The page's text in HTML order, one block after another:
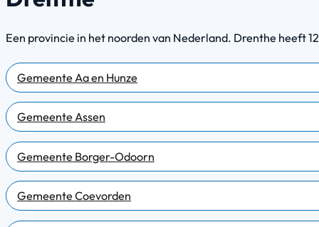
Een provincie in het noorden van Nederland. Drenthe heeft
Gemeente Aa en Hunze
Gemeente Assen
Gemeente Borger-Odoorn
Gemeente Coevorden